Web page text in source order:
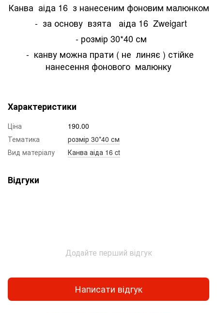
Канва аіда 16 з нанесеним фоновим малюнком
- за основу взята аіда 16 Zweigart
- розмір 30*40 см
- канву можна прати ( не линяє ) стійке
нанесення фонового малюнку
Характеристики
Ціна
190.00
Тематика
розмір 30*40 см
Вид матеріалу
Канва аіда 16 ct
Відгуки
Додайте перший відгук
Написати відгук